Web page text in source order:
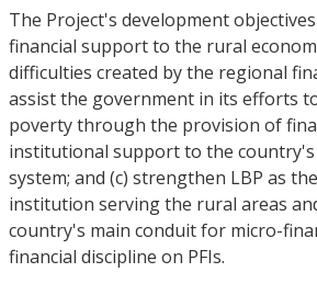
The Project's development
financial support to the rural
difficulties created by the regional
assist the government in its efforts
poverty through the provision of
institutional support to the country's
system; and (c) strengthen LBP as
institution serving the rural areas
country's main conduit for micro-
financial discipline on PFIs.